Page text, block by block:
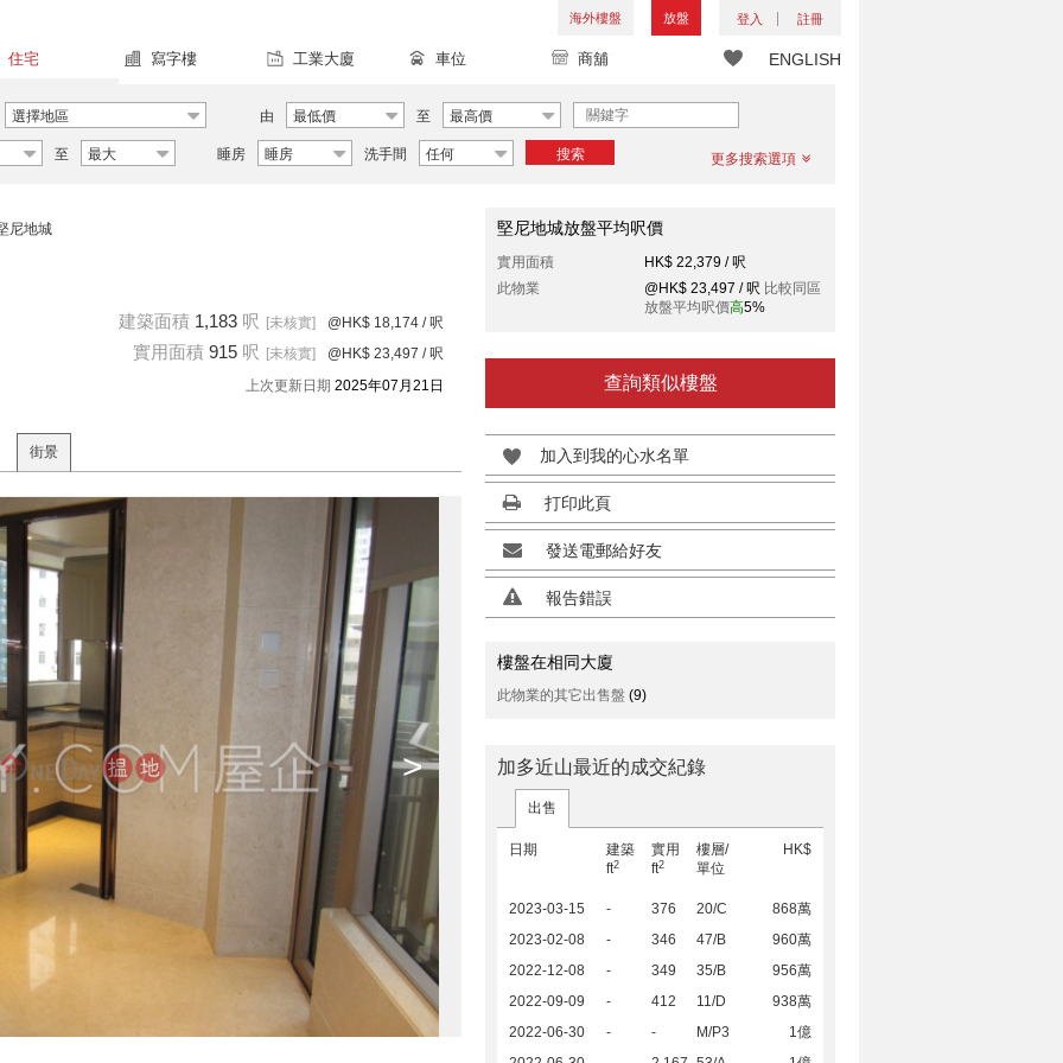
海外樓盤 放盤 登入 註冊
ENGLISH
住宅 寫字樓 工業大廈 車位 商舖
選擇地區 由 最低價 至 最高價
至 最大 睡房 睡房 洗手間 任何 搜索 更多搜索選項
尼地城
建築面積 1,183 呎 [未核實] @HK$ 18,174 / 呎
實用面積 915 呎 [未核實] @HK$ 23,497 / 呎
上次更新日期 2025年07月21日
街景
>
堅尼地城放盤平均呎價
實用面積
HK$ 22,379 / 呎
此物業
@HK$ 23,497 / 呎 比較同區
放盤平均呎價高5%
查詢類似樓盤
加入到我的心水名單
打印此頁
發送電郵給好友
報告錯誤
樓盤在相同大廈
此物業的其它出售盤 (9)
加多近山最近的成交紀錄
出售
日期
建築
ft2
實用
ft2
樓層/
單位
HK$
2023-03-15 - 376 20/C
868萬
2023-02-08
- 346 47/B
960萬
2022-12-08
- 349 35/B
956萬
2022-09-09
- 412 11/D
938萬
2022-06-30
- - M/P3
1億